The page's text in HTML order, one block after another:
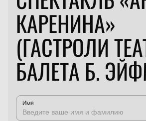
КАРЕНИНА»
(ГАСТРОЛИ
БАЛЕТА Б.
Имя